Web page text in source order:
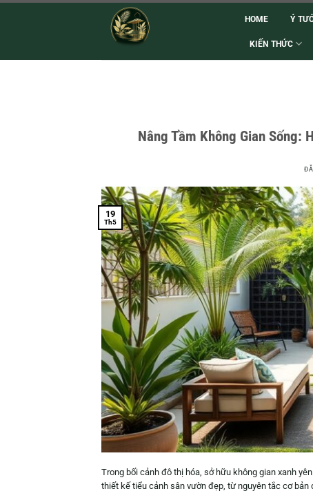
HOME Ý
KIẾN THỨC
Nâng Tầm Không Gian Sống:
19
Th5
Trong bối cảnh đô thị hóa, sở hữu không gian xanh
thiết kế tiểu cảnh sân vườn đẹp, từ nguyên tắc cơ